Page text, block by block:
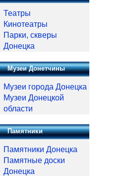
Театры
Кинотеатры
Парки, скверы
Донецка
Музеи Донетчины
Музеи города Донецка
Музеи Донецкой
области
Памятники
Памятники Донецка
Памятные доски
Донецка